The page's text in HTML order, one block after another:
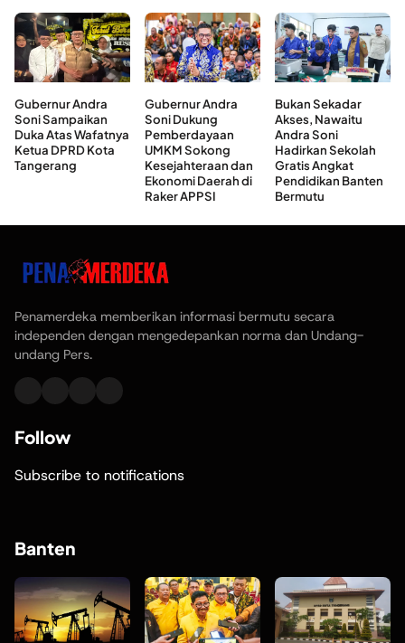
Gubernur Andra
Soni Sampaikan
Duka Atas Wafatnya
Ketua DPRD Kota
Tangerang
Gubernur Andra
Soni Dukung
Pemberdayaan
UMKM Sokong
Kesejahteraan dan
Ekonomi Daerah di
Raker APPSI
Bukan Sekadar
Akses, Nawaitu
Andra Soni
Hadirkan Sekolah
Gratis Angkat
Pendidikan Banten
Bermutu
Penamerdeka memberikan informasi bermutu secara
independen dengan mengedepankan norma dan Undang-
undang Pers.
Follow
Subscribe to notifications
Banten